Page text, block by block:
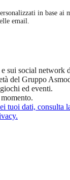
in base ai
email.
sui social network
del Gruppo
ed eventi.
tuoi dati, consulta